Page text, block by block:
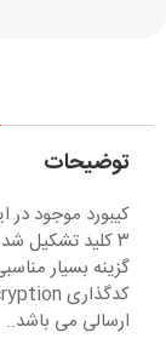
توضیحات
۳ کلید تشکیل
ارسالی می باشد..